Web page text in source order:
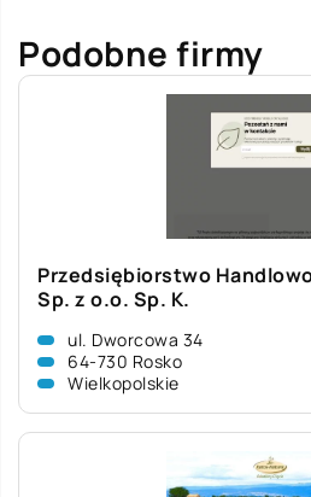
Podobne firmy
Przedsiębiorstwo
Sp. z o.o. Sp. K.
ul. Dworcowa 34
64-730 Rosko
Wielkopolskie